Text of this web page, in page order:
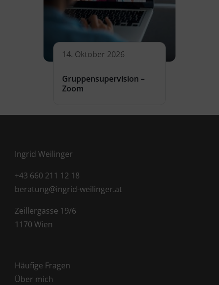
14. Oktober 2026
Gruppensupervision –
Zoom
Ingrid Weilinger
+43 660 211 12 18
beratung@ingrid-weilinger.at
Zeillergasse 19/6
1170 Wien
Häufige Fragen
Über mich